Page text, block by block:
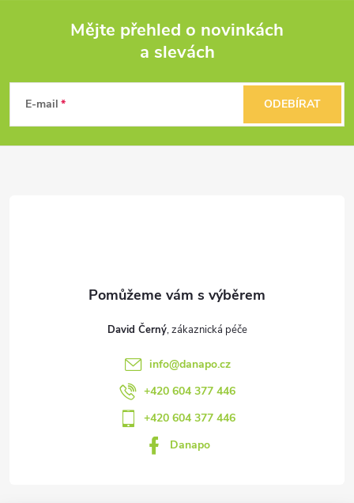
p
Mějte přehled o novinkách
a slevách
E-mail ODEBÍRAT
David Černý
info@danapo.cz
+420 604 377 446
+420 604 377 446
Danapo